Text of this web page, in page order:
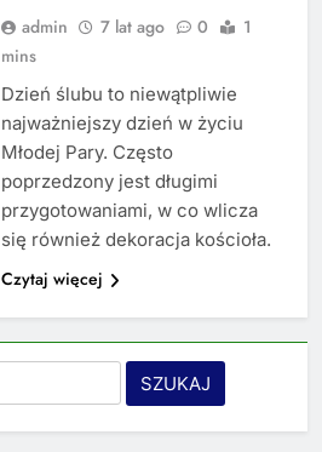
admin 7 lat ago 0
1
mins
Dzień ślubu to niewątpliwie
najważniejszy dzień w życiu
Młodej Pary. Często
poprzedzony jest długimi
przygotowaniami, w co wlicza
się również dekoracja kościoła.
Czytaj więcej